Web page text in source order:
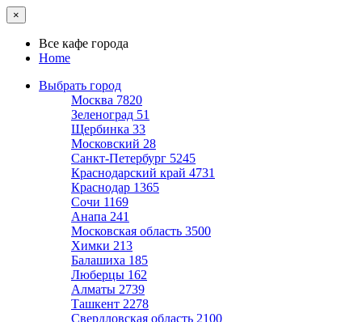
×
Все кафе города
Home
Выбрать город
Москва 7820
Зеленоград 51
Щербинка 33
Московский 28
Санкт-Петербург 5245
Краснодарский край 4731
Краснодар 1365
Сочи 1169
Анапа 241
Московская область 3500
Химки 213
Балашиха 185
Люберцы 162
Алматы 2739
Ташкент 2278
Свердловская область 2100